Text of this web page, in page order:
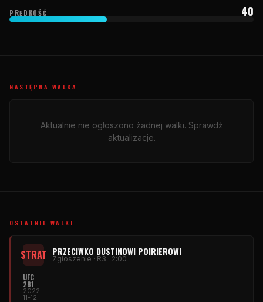
PRĘDKOŚĆ 40
NASTĘPNA WALKA
Aktualnie nie ogłoszono żadnej walki. Sprawdź
aktualizacje.
OSTATNIE WALKI
STRAT PRZECIWKO DUSTINOWI POIRIEROWI
Zgłoszenie · R3 · 2:00
UFC
281
2022-
11-12